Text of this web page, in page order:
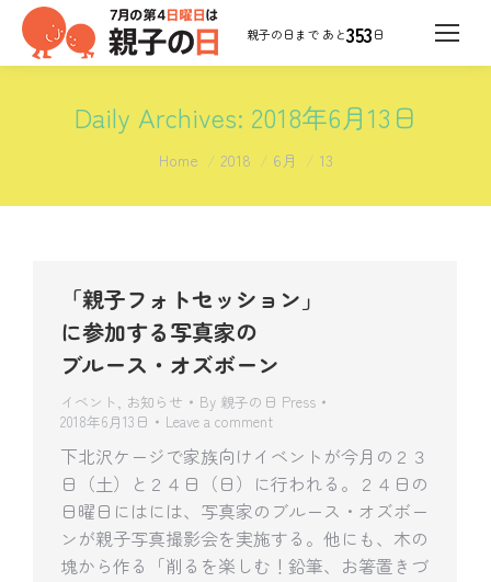
353日
Daily Archives: 2018年6月13日
You are here:
Home 2018 6月 13
「親子フォトセッション」
に参加する写真家の
ブルース・オズボーン
イベント , お知らせ By 親子の日 Press
2018年6月13日
Leave a comment
下北沢ケージで家族向けイベントが今月の２３
日（土）と２４日（日）に行われる。２４日の
日曜日にはには、写真家のブルース・オズボー
ンが親子写真撮影会を実施する。他にも、木の
塊から作る「削るを楽しむ！鉛筆、お箸置きづ